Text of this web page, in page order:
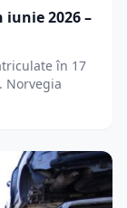
2026 –
în 17
Norvegia